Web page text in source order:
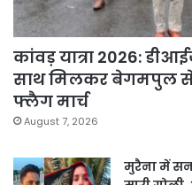
कांवड़ यात्रा 2026:
साथ मिलकर बेगमपुल से
फ्लैग मार्च
August 7, 2026
मुरैना में